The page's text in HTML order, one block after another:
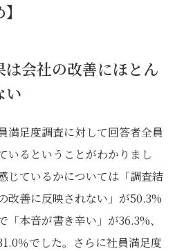
会社の改善にほとん
い
満足度調査に対して回答者全員
いるということがわかりまし
じているかについては「調査結
改善に反映されない」が50.3%
「本音が書き辛い」が36.3%、
％でした。さらに社員満足度